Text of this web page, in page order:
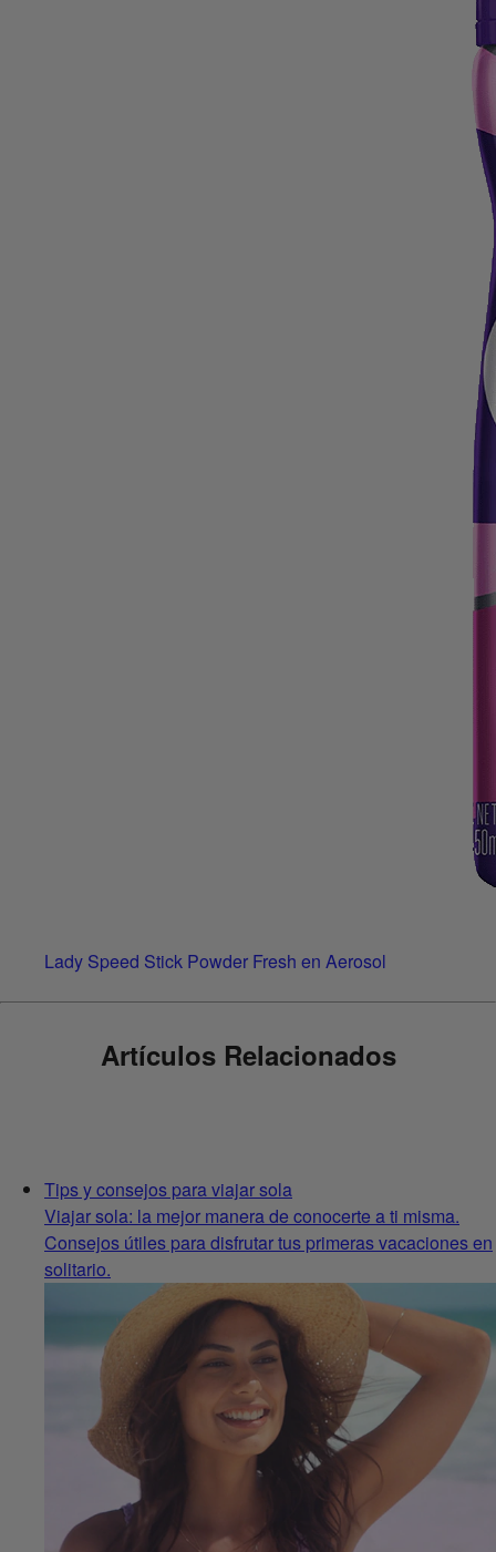
Lady Speed Stick Powder Fresh en Aerosol
Artículos Relacionados
Tips y consejos para viajar sola
Viajar sola: la mejor manera de conocerte a ti misma.
Consejos útiles para disfrutar tus primeras vacaciones en
solitario.